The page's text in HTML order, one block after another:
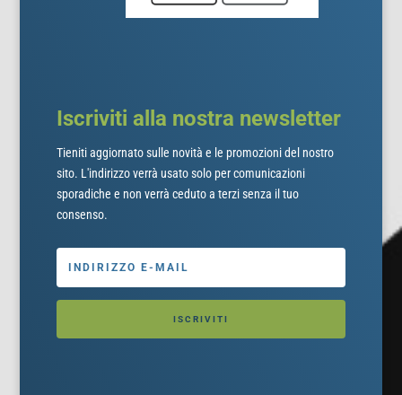
Iscriviti alla nostra newsletter
Tieniti aggiornato sulle novità e le promozioni del nostro
sito. L'indirizzo verrà usato solo per comunicazioni
sporadiche e non verrà ceduto a terzi senza il tuo
consenso.
ISCRIVITI